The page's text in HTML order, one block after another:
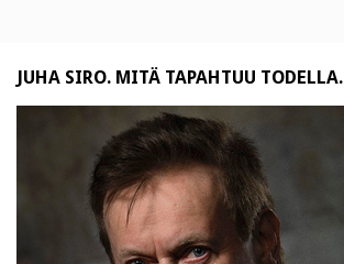
JUHA SIRO. MITÄ TAPAHTUU TODELLA.